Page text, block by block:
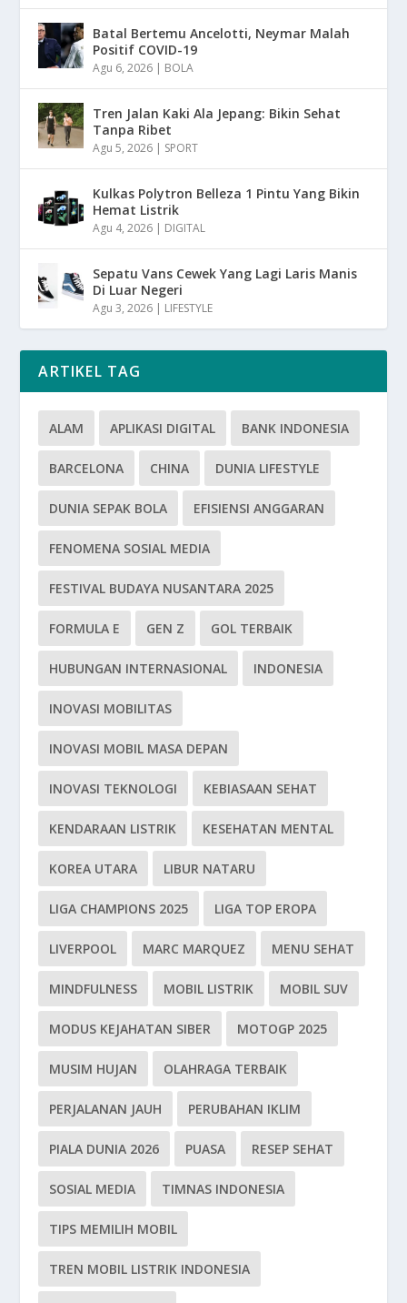
Batal Bertemu Ancelotti, Neymar Malah
Positif COVID-19
Agu 6, 2026 | BOLA
Tren Jalan Kaki Ala Jepang: Bikin Sehat
Tanpa Ribet
Agu 5, 2026 | SPORT
Kulkas Polytron Belleza 1 Pintu Yang Bikin
Hemat Listrik
Agu 4, 2026 | DIGITAL
Sepatu Vans Cewek Yang Lagi Laris Manis
Di Luar Negeri
Agu 3, 2026 | LIFESTYLE
ARTIKEL TAG
ALAM APLIKASI DIGITAL BANK INDONESIA
BARCELONA CHINA DUNIA LIFESTYLE
DUNIA SEPAK BOLA EFISIENSI ANGGARAN
FENOMENA SOSIAL MEDIA
FESTIVAL BUDAYA NUSANTARA 2025
FORMULA E GEN Z GOL TERBAIK
HUBUNGAN INTERNASIONAL INDONESIA
INOVASI MOBILITAS
INOVASI MOBIL MASA DEPAN
INOVASI TEKNOLOGI KEBIASAAN SEHAT
KENDARAAN LISTRIK KESEHATAN MENTAL
KOREA UTARA LIBUR NATARU
LIGA CHAMPIONS 2025 LIGA TOP EROPA
LIVERPOOL MARC MARQUEZ MENU SEHAT
MINDFULNESS MOBIL LISTRIK MOBIL SUV
MODUS KEJAHATAN SIBER MOTOGP 2025
MUSIM HUJAN OLAHRAGA TERBAIK
PERJALANAN JAUH PERUBAHAN IKLIM
PIALA DUNIA 2026 PUASA RESEP SEHAT
SOSIAL MEDIA TIMNAS INDONESIA
TIPS MEMILIH MOBIL
TREN MOBIL LISTRIK INDONESIA